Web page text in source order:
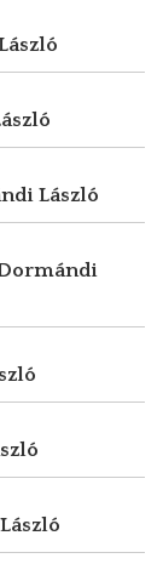
László